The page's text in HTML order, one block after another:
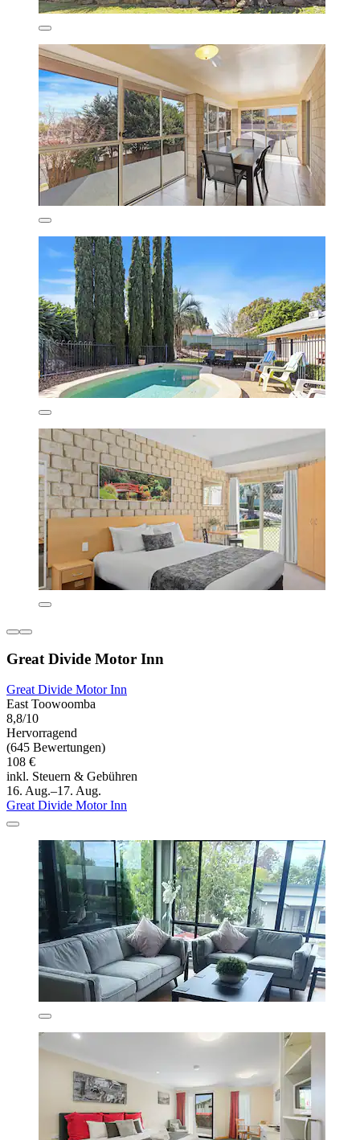
Great Divide Motor Inn
Great Divide Motor Inn
East Toowoomba
8,8/10
Hervorragend
(645 Bewertungen)
108 €
inkl. Steuern & Gebühren
16. Aug.–17. Aug.
Great Divide Motor Inn